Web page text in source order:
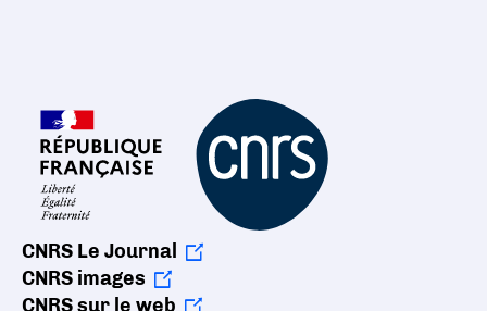
CNRS Le Journal
CNRS images
CNRS sur le web